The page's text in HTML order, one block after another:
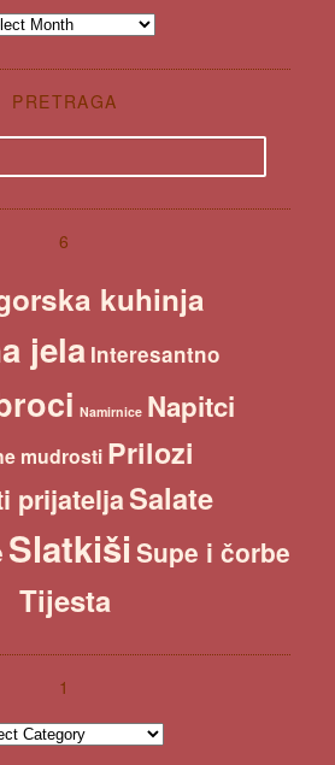
PRETRAGA
6
kuhinja
jela Interesantno
Namirnice Napitci
mudrosti Prilozi
prijateljaSalate
Slatkiši Supe i čorbe
Tijesta
1